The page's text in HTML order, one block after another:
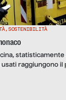
, SOSTENIBILITÀ
raggiungono il
perché bisogna